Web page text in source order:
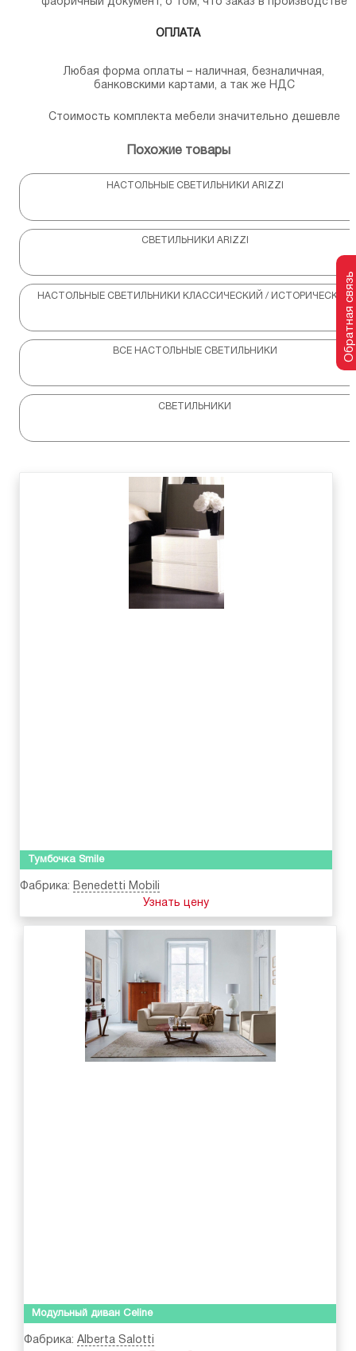
ОПЛАТА
Любая форма оплаты – наличная, безналичная,
банковскими картами, а так же НДС
Стоимость комплекта мебели значительно дешевле
Похожие товары
НАСТОЛЬНЫЕ СВЕТИЛЬНИКИ ARIZZI
СВЕТИЛЬНИКИ ARIZZI
НАСТОЛЬНЫЕ СВЕТИЛЬНИКИ КЛАССИЧЕСКИЙ / ИСТОРИЧЕСКИЙ
ВСЕ НАСТОЛЬНЫЕ СВЕТИЛЬНИКИ
СВЕТИЛЬНИКИ
Тумбочка Smile
Фабрика: Benedetti Mobili
Узнать цену
Модульный диван Celine
Фабрика: Alberta Salotti
Обратная связь